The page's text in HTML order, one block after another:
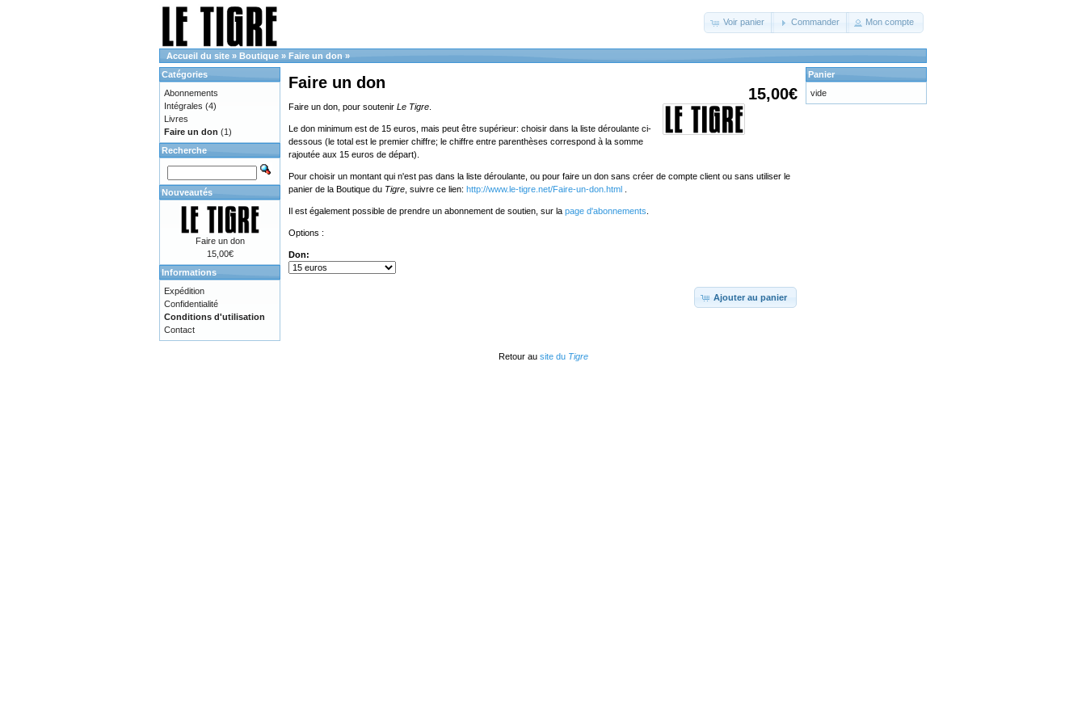
Voir panier Commander Mon compte
Accueil du site » Boutique » Faire un don »
15,00€
Faire un don
Faire un don, pour soutenir Le Tigre
Le don minimum est de 15 euros, mais peut être supérieur: choisir dans la liste déroulante ci-
dessous (le total est le premier chiffre; le chiffre entre parenthèses correspond à la somme
rajoutée aux 15 euros de départ).
Pour choisir un montant qui n'est pas dans la liste déroulante, ou pour faire un don sans créer de compte client ou sans utiliser le
panier de la Boutique du Tigre , suivre ce lien: http://www.le-tigre.net/Faire-un-don.html
Il est également possible de prendre un abonnement de soutien, sur la page d'abonnements
Options :
Don:
Ajouter au panier
Catégories
Abonnements
Intégrales (4)
Livres
Faire un don (1)
Recherche
Nouveautés
Faire un don
15,00€
Informations
Expédition
Confidentialité
Conditions d'utilisation
Contact
Panier
vide
Retour au site du Tigre